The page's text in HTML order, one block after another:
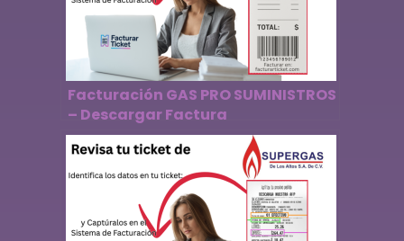
Facturación GAS PRO SUMINISTROS
– Descargar Factura